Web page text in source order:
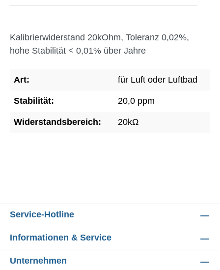
Kalibrierwiderstand 20kOhm, Toleranz 0,02%,
hohe Stabilität < 0,01% über Jahre
Art: für Luft oder Luftbad
Stabilität: 20,0 ppm
Widerstandsbereich: 20kΩ
Service-Hotline
Informationen & Service
Unternehmen